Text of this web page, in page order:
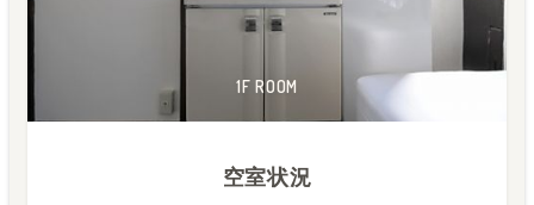
2F ROOM
1F ROOM
1F ROOM
2F ROOM
1F ROOM
1F ROOM
1F ROOM
2F ROOM
2F ROOM
1F ROOM
空室状況